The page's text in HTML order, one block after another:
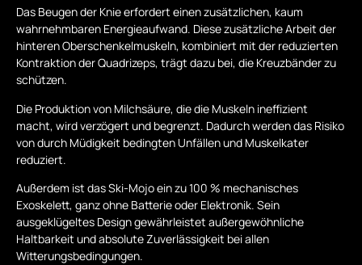
Das Beugen der Knie erfordert einen zusätzlichen, kaum
wahrnehmbaren Energieaufwand. Diese zusätzliche Arbeit der
hinteren Oberschenkelmuskeln, kombiniert mit der reduzierten
Kontraktion der Quadrizeps, trägt dazu bei, die Kreuzbänder zu
schützen.
Die Produktion von Milchsäure, die die Muskeln ineffizient
macht, wird verzögert und begrenzt. Dadurch werden das Risiko
von durch Müdigkeit bedingten Unfällen und Muskelkater
reduziert.
Außerdem ist das Ski-Mojo ein zu 100 % mechanisches
Exoskelett, ganz ohne Batterie oder Elektronik. Sein
ausgeklügeltes Design gewährleistet außergewöhnliche
Haltbarkeit und absolute Zuverlässigkeit bei allen
Witterungsbedingungen.